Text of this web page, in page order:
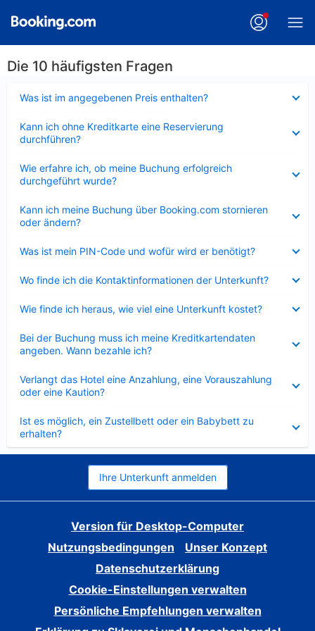
Die 10 häufigsten Fragen
Was ist im angegebenen Preis enthalten?
Kann ich ohne Kreditkarte eine Reservierung
durchführen?
Wie erfahre ich, ob meine Buchung erfolgreich
durchgeführt wurde?
Kann ich meine Buchung über Booking.com stornieren
oder ändern?
Was ist mein PIN-Code und wofür wird er benötigt?
Wo finde ich die Kontaktinformationen der Unterkunft?
Wie finde ich heraus, wie viel eine Unterkunft kostet?
Bei der Buchung muss ich meine Kreditkartendaten
angeben. Wann bezahle ich?
Verlangt das Hotel eine Anzahlung, eine Vorauszahlung
oder eine Kaution?
Ist es möglich, ein Zustellbett oder ein Babybett zu
erhalten?
Ihre Unterkunft anmelden
Version für Desktop-Computer
Nutzungsbedingungen
Unser Konzept
Datenschutzerklärung
Cookie-Einstellungen verwalten
Persönliche Empfehlungen verwalten